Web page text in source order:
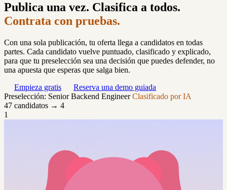
Publica una vez. Clasifica a todos.
Contrata con pruebas.
Con una sola publicación, tu oferta llega a candidatos en todas
partes. Cada candidato vuelve puntuado, clasificado y explicado,
para que tu preselección sea una decisión que puedes defender, no
una apuesta que esperas que salga bien.
Empieza gratis
Reserva una demo guiada
Preselección: Senior Backend Engineer Clasificado por IA
47 candidatos → 4
1